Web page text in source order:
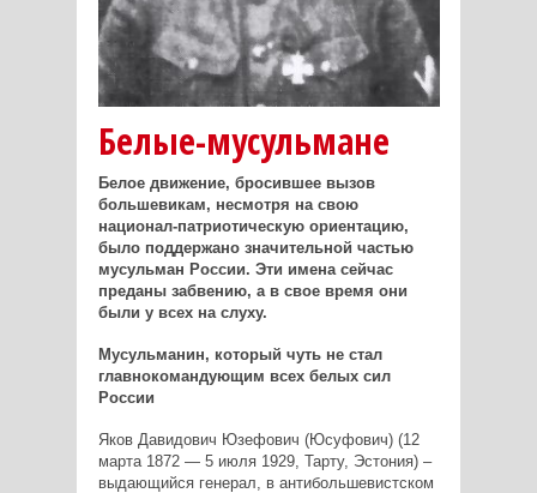
Белые-мусульмане
Белое движение, бросившее вызов
большевикам, несмотря на свою
национал-патриотическую ориентацию,
было поддержано значительной частью
мусульман России. Эти имена сейчас
преданы забвению, а в свое время они
были у всех на слуху.
Мусульманин, который чуть не стал
главнокомандующим всех белых сил
России
Яков Давидович Юзефович (Юсуфович) (12
марта 1872 — 5 июля 1929, Тарту, Эстония) –
выдающийся генерал, в антибольшевистском